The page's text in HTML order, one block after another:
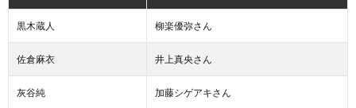
黒木蔵人 柳楽優弥さん
佐倉麻衣 井上真央さん
灰谷純 加藤シゲアキさん